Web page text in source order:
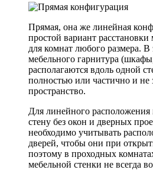
Прямая, она же линейная
простой вариант
для комнат любого размера. В
мебельного гарнитура
располагаются вдоль одной
полностью или частично и не
пространство.
Для линейного
стену без окон и дверных
необходимо учитывать
дверей, чтобы они при
поэтому в проходных
мебельной стенки не всегда